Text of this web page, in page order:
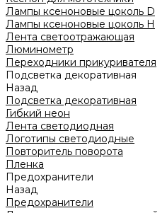
Лампы ксеноновые цоколь D
Лампы ксеноновые цоколь H
Лента светоотражающая
Люминометр
Переходники прикуривателя
Подсветка декоративная
Назад
Подсветка декоративная
Гибкий неон
Лента светодиодная
Логотипы светодиодные
Повторитель поворота
Пленка
Предохранители
Назад
Предохранители